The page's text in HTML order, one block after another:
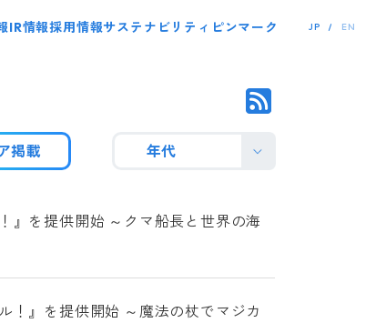
IR情報採用情報サステナビリティ ピンマーク JP EN
掲載 年代
』を提供開始 ～クマ船長と世界の海
！』を提供開始 ～魔法の杖でマジカ